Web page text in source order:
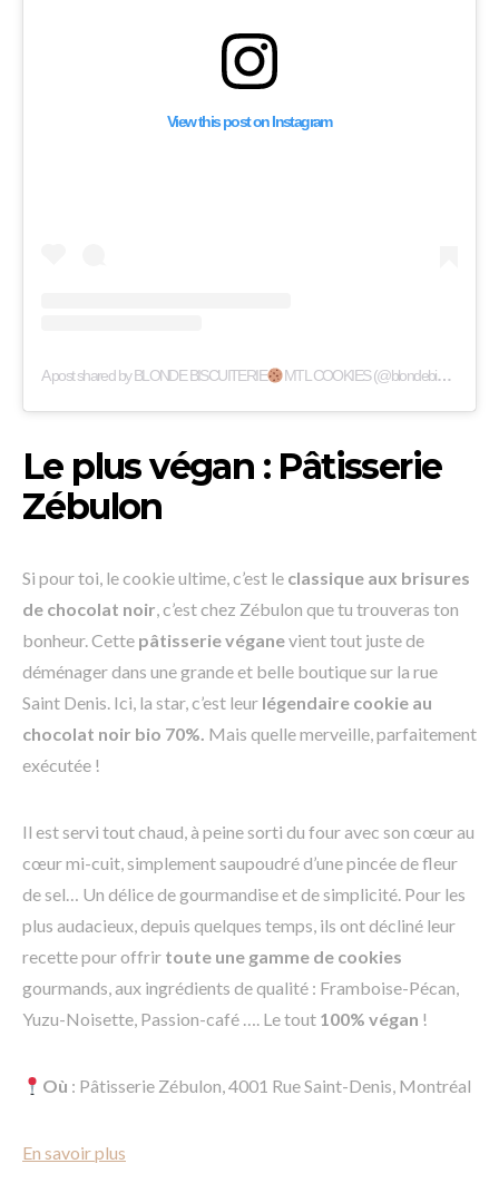
View this post on Instagram
A post shared by BLONDE BISCUITERIE MTL COOKIES (@blondebiscuiterie)
Le plus végan : Pâtisserie
Zébulon
Si pour toi, le cookie ultime, c’est le classique aux brisures
de chocolat noir, c’est chez Zébulon que tu trouveras ton
bonheur. Cette pâtisserie véganevient tout juste de
déménager dans une grande et belle boutique sur la rue
Saint Denis. Ici, la star, c’est leur légendaire cookie au
chocolat noir bio 70%. Mais quelle merveille, parfaitement
exécutée !
Il est servi tout chaud, à peine sorti du four avec son cœur au
cœur mi-cuit, simplement saupoudré d’une pincée de fleur
de sel… Un délice de gourmandise et de simplicité. Pour les
plus audacieux, depuis quelques temps, ils ont décliné leur
recette pour offrir toute une gamme de cookies
gourmands, aux ingrédients de qualité : Framboise-Pécan,
Yuzu-Noisette, Passion-café …. Le tout 100% végan !
Où : Pâtisserie Zébulon, 4001 Rue Saint-Denis, Montréal
En savoir plus